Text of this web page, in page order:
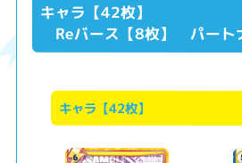
キャラ【42枚】
Reバース【8枚】 パート
キャラ【42枚】